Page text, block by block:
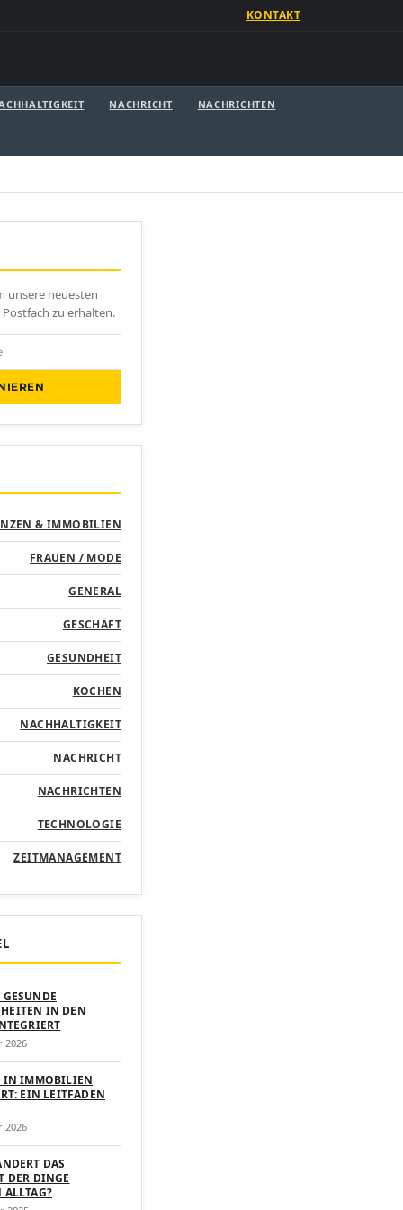
KONTAKT
NACHRICHT NACHRICHTEN
unsere neuesten
zu erhalten.
& IMMOBILIEN
FRAUEN / MODE
GENERAL
GESCHÄFT
GESUNDHEIT
KOCHEN
NACHHALTIGKEIT
NACHRICHT
NACHRICHTEN
TECHNOLOGIE
ZEITMANAGEMENT
IN DEN
2026
IN IMMOBILIEN
EIN LEITFADEN
2026
DAS
DER DINGE
ALLTAG?